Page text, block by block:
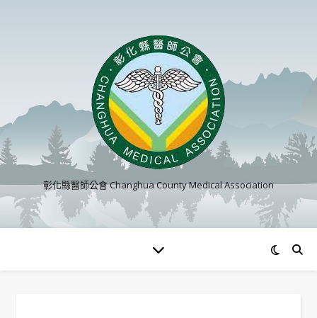
彰化縣醫師公會 Changhua County Medical Association